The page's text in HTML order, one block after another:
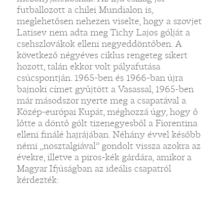
futballozott a chilei Mundialon is,
meglehetősen nehezen viselte, hogy a szovjet
Latisev nem adta meg Tichy Lajos gólját a
csehszlovákok elleni negyeddöntőben. A
következő négyéves ciklus rengeteg sikert
hozott, talán ekkor volt pályafutása
csúcspontján. 1965-ben és 1966-ban újra
bajnoki címet gyűjtött a Vasassal, 1965-ben
már másodszor nyerte meg a csapatával a
Közép-európai Kupát, méghozzá úgy, hogy ő
lőtte a döntő gólt tizenegyesből a Fiorentina
elleni finálé hajrájában. Néhány évvel később
némi „nosztalgiával” gondolt vissza azokra az
évekre, illetve a piros-kék gárdára, amikor a
Magyar Ifjúságban az ideális csapatról
kérdezték: